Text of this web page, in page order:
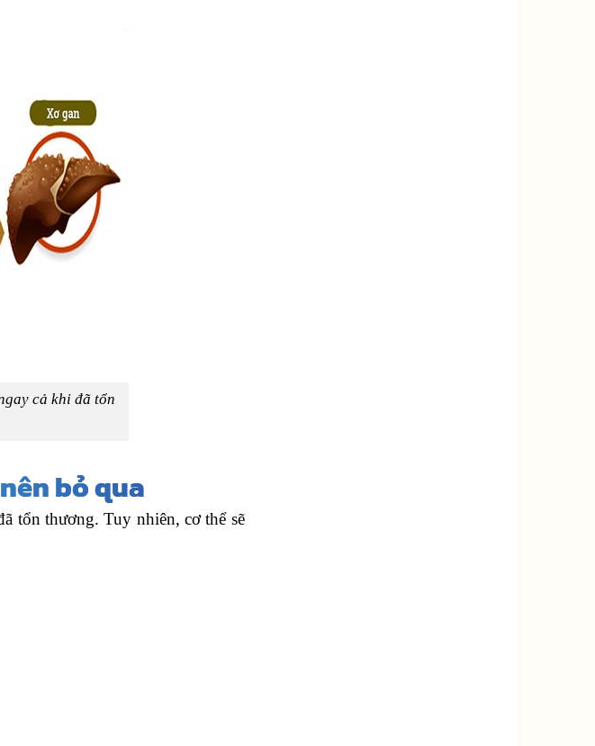
cả khi đã tổn
bỏ qua
tổn thương. Tuy nhiên, cơ thể sẽ